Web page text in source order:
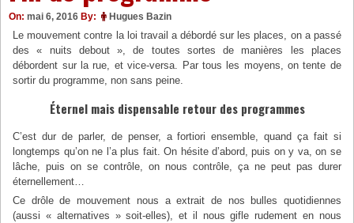
On: mai 6, 2016 By: Hugues Bazin
Le mouvement contre la loi travail a débordé sur les places, on a passé
des « nuits debout », de toutes sortes de manières les places
débordent sur la rue, et vice-versa. Par tous les moyens, on tente de
sortir du programme, non sans peine.
Éternel mais dispensable retour des programmes
C’est dur de parler, de penser, a fortiori ensemble, quand ça fait si
longtemps qu’on ne l’a plus fait. On hésite d’abord, puis on y va, on se
lâche, puis on se contrôle, on nous contrôle, ça ne peut pas durer
éternellement…
Ce drôle de mouvement nous a extrait de nos bulles quotidiennes
(aussi « alternatives » soit-elles), et il nous gifle rudement en nous